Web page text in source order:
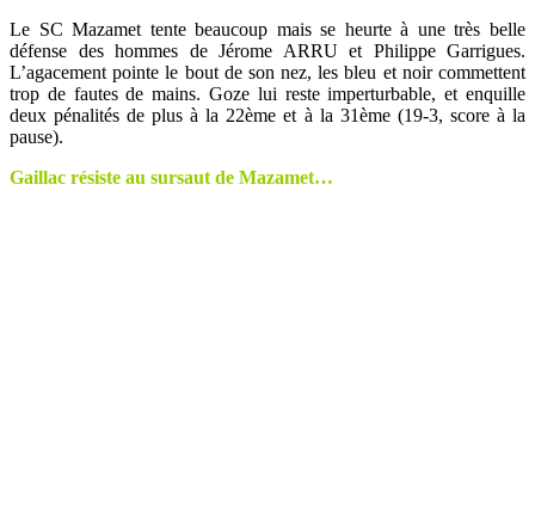
Le SC Mazamet tente beaucoup mais se heurte à une très belle
défense des hommes de Jérome ARRU et Philippe Garrigues.
L’agacement pointe le bout de son nez, les bleu et noir commettent
trop de fautes de mains. Goze lui reste imperturbable, et enquille
deux pénalités de plus à la 22ème et à la 31ème (19-3, score à la
pause).
Gaillac résiste au sursaut de Mazamet…